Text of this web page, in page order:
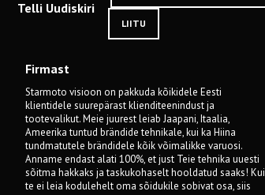
Telli Uudiskiri
LIITU
Firmast
Starmoto visioon on pakkuda kõikidele Eesti
klientidele suurepärast klienditeenindust ja
tootevalikut. Meie juurest leiab Jaapani, Itaalia,
Ameerika tuntud brändide tehnikale, kui ka Hiina
tundmatutele brändidele kõik võimalikke varuosi.
Anname endast alati 100%, et just Teie tehnika uuesti
sõitma hakkaks ja taskukohaselt hooldatud saaks! Kui
te ei leia kodulehelt oma sõidukile sobivat osa, siis